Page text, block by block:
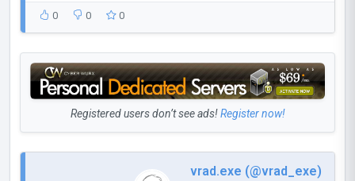
0 0 0
Registered users don’t see ads!Register now!
vrad.exe (@vrad_exe)